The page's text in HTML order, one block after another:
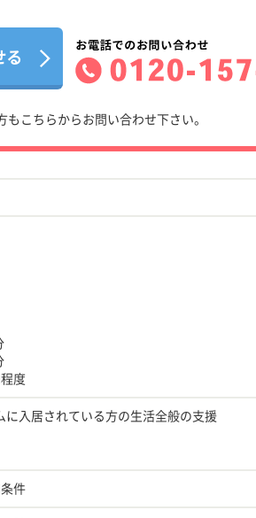
る
もこちらからお問い合わせ下さい。
度
に入居されている方の生活全般の支援
件